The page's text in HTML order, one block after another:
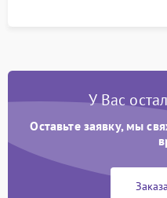
У Вас
Оставьте заявку, мы